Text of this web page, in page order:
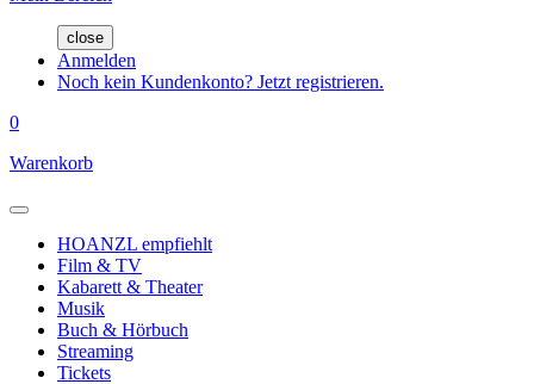
close
Anmelden
Noch kein Kundenkonto? Jetzt registrieren.
0
Warenkorb
HOANZL empfiehlt
Film & TV
Kabarett & Theater
Musik
Buch & Hörbuch
Streaming
Tickets